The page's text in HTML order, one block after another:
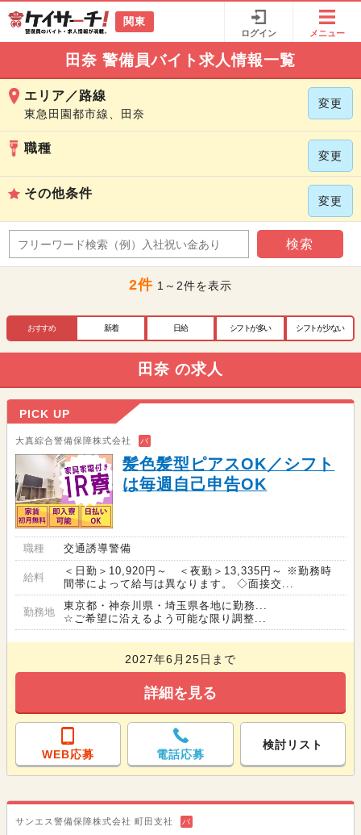
関東
ログイン メニュー
田奈 警備員バイト求人情報一覧
エリア／路線
東急田園都市線、田奈
変更
職種
変更
その他条件
変更
検索
2件 1～2件を表示
おすすめ 新着 日給 シフトが多い シフトが少ない
田奈 の求人
PICK UP
大真綜合警備保障株式会社 バ
髪色髪型ピアスOK／シフト
は毎週自己申告OK
職種 交通誘導警備
給料
＜日勤＞10,920円～ ＜夜勤＞13,335円～ ※勤務時
間帯によって給与は異なります。 ◇面接交...
勤務地
東京都・神奈川県・埼玉県各地に勤務...
☆ご希望に沿えるよう可能な限り調整...
2027年6月25日まで
詳細を見る
WEB応募 電話応募
検討リスト
サンエス警備保障株式会社 町田支社 バ